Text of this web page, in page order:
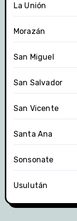
La Unión
Morazán
San Miguel
San Salvador
San Vicente
Santa Ana
Sonsonate
Usulután